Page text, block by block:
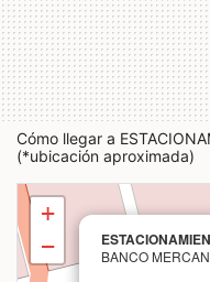
Cómo llegar a
(*ubicación aproximada)
BANCO
+
−